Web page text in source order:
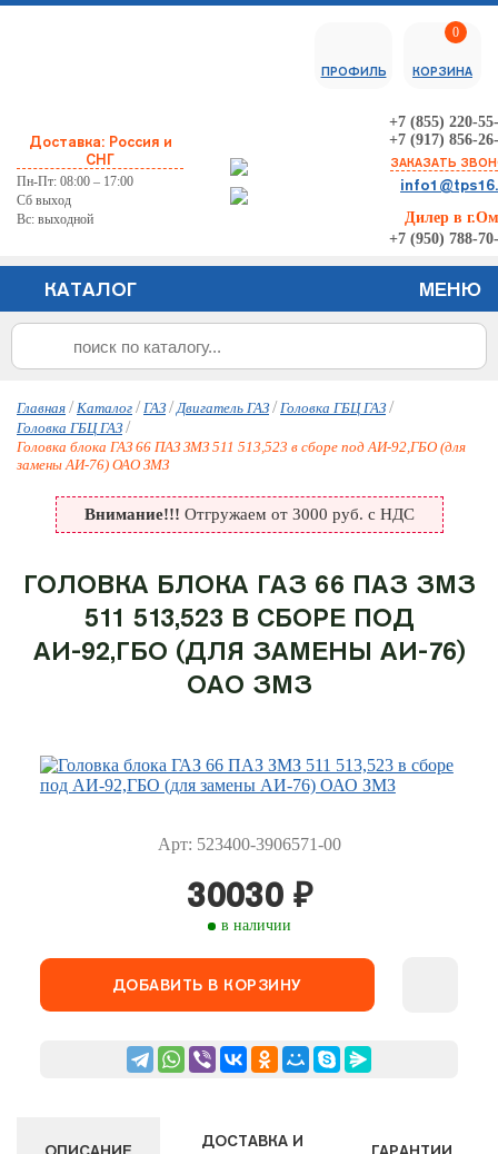
Доставка: Россия и
СНГ
Пн-Пт: 08:00 – 17:00
Сб выход
Вс: выходной
+7 (855) 220-
+7 (917) 856-
ЗАКАЗАТЬ
Дилер в
+7 (950) 788-
ПРОФИЛЬ
0
КОРЗИНА
КАТАЛОГ МЕНЮ
Главная / Каталог / ГАЗ / Двигатель ГАЗ / Головка ГБЦ ГАЗ /
Головка ГБЦ ГАЗ /
Головка блока ГАЗ 66 ПАЗ ЗМЗ 511 513,523 в сборе под АИ-92,ГБО (для
замены АИ-76) ОАО ЗМЗ
Внимание!!! Отгружаем от 3000 руб. с НДС
ГОЛОВКА БЛОКА ГАЗ 66 ПАЗ ЗМЗ
511 513,523 В СБОРЕ ПОД
АИ-92,ГБО (ДЛЯ ЗАМЕНЫ АИ-76)
ОАО ЗМЗ
Арт: 523400-3906571-00
30030 ₽
в наличии
ДОБАВИТЬ В КОРЗИНУ
ДОСТАВКА И